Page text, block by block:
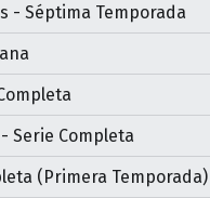
- Séptima Temporada
Serie Completa
(Primera Temporada)